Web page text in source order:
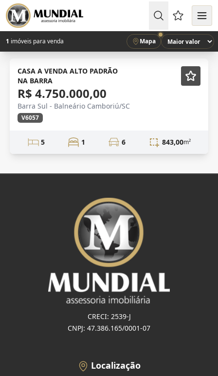
Favoritos
1 imóveis para venda Mapa
VENDA Mobiliado
CASA A VENDA ALTO PADRÃO
NA BARRA
R$ 4.750.000,00
Barra Sul - Balneário Camboriú/SC
V6057
5 1 6 843,00m²
CRECI: 2539-J
CNPJ: 47.386.165/0001-07
Localização